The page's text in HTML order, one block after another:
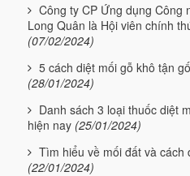
Công ty CP Ứng dụng Công
Long Quân là Hội viên chính
(07/02/2024)
5 cách diệt mối gỗ khô tận
(28/01/2024)
Danh sách 3 loại thuốc diệt
hiện nay (25/01/2024)
Tìm hiểu về mối đất và cách
(22/01/2024)